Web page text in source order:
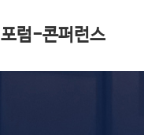
포럼-콘퍼런스